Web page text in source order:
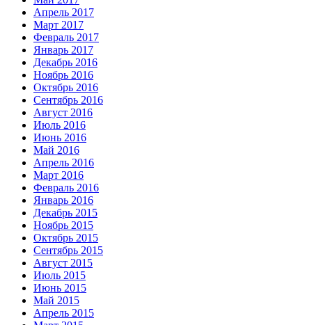
Апрель 2017
Март 2017
Февраль 2017
Январь 2017
Декабрь 2016
Ноябрь 2016
Октябрь 2016
Сентябрь 2016
Август 2016
Июль 2016
Июнь 2016
Май 2016
Апрель 2016
Март 2016
Февраль 2016
Январь 2016
Декабрь 2015
Ноябрь 2015
Октябрь 2015
Сентябрь 2015
Август 2015
Июль 2015
Июнь 2015
Май 2015
Апрель 2015